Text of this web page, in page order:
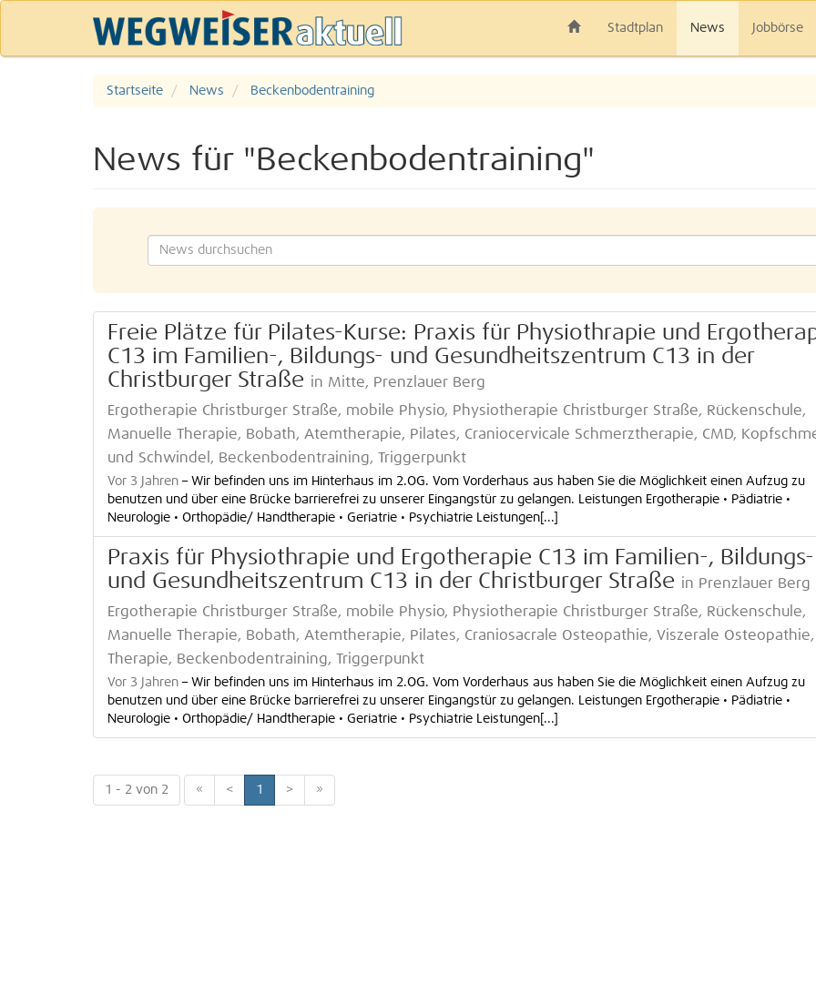
Stadtplan News Jobbörse
Startseite News Beckenbodentraining
News für "Beckenbodentraining"
Freie Plätze für Pilates-Kurse: Praxis für Physiothrapie und
C13 im Familien-, Bildungs- und Gesundheitszentrum C13 in der
Christburger Straße in Mitte, Prenzlauer Berg
Ergotherapie Christburger Straße, mobile Physio, Physiotherapie Christburger Straße, Rückenschule,
Manuelle Therapie, Bobath, Atemtherapie, Pilates, Craniocervicale Schmerztherapie, CMD,
und Schwindel, Beckenbodentraining, Triggerpunkt
Vor 3 Jahren – Wir befinden uns im Hinterhaus im 2.OG. Vom Vorderhaus aus haben Sie die Möglichkeit einen Aufzug zu
benutzen und über eine Brücke barrierefrei zu unserer Eingangstür zu gelangen. Leistungen Ergotherapie • Pädiatrie •
Neurologie • Orthopädie/ Handtherapie • Geriatrie • Psychiatrie Leistungen[...]
Praxis für Physiothrapie und Ergotherapie C13 im Familien-, Bildungs-
und Gesundheitszentrum C13 in der Christburger Straße in Prenzlauer Berg
Ergotherapie Christburger Straße, mobile Physio, Physiotherapie Christburger Straße, Rückenschule,
Manuelle Therapie, Bobath, Atemtherapie, Pilates, Craniosacrale Osteopathie, Viszerale Osteopathie,
Therapie, Beckenbodentraining, Triggerpunkt
Vor 3 Jahren – Wir befinden uns im Hinterhaus im 2.OG. Vom Vorderhaus aus haben Sie die Möglichkeit einen Aufzug zu
benutzen und über eine Brücke barrierefrei zu unserer Eingangstür zu gelangen. Leistungen Ergotherapie • Pädiatrie •
Neurologie • Orthopädie/ Handtherapie • Geriatrie • Psychiatrie Leistungen[...]
1 - 2 von 2 « < 1 > »